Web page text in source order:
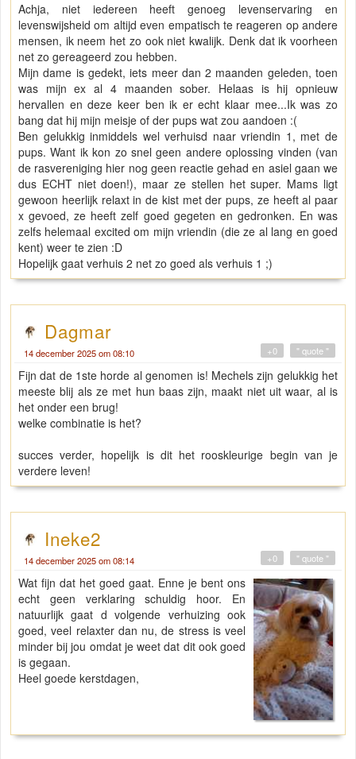
Achja, niet iedereen heeft genoeg levenservaring en
levenswijsheid om altijd even empatisch te reageren op andere
mensen, ik neem het zo ook niet kwalijk. Denk dat ik voorheen
net zo gereageerd zou hebben.
Mijn dame is gedekt, iets meer dan 2 maanden geleden, toen
was mijn ex al 4 maanden sober. Helaas is hij opnieuw
hervallen en deze keer ben ik er echt klaar mee...Ik was zo
bang dat hij mijn meisje of der pups wat zou aandoen :(
Ben gelukkig inmiddels wel verhuisd naar vriendin 1, met de
pups. Want ik kon zo snel geen andere oplossing vinden (van
de rasvereniging hier nog geen reactie gehad en asiel gaan we
dus ECHT niet doen!), maar ze stellen het super. Mams ligt
gewoon heerlijk relaxt in de kist met der pups, ze heeft al paar
x gevoed, ze heeft zelf goed gegeten en gedronken. En was
zelfs helemaal excited om mijn vriendin (die ze al lang en goed
kent) weer te zien :D
Hopelijk gaat verhuis 2 net zo goed als verhuis 1 ;)
Dagmar
14 december 2025 om 08:10 " quote "
+0
Fijn dat de 1ste horde al genomen is! Mechels zijn gelukkig het
meeste blij als ze met hun baas zijn, maakt niet uit waar, al is
het onder een brug!
welke combinatie is het?
succes verder, hopelijk is dit het rooskleurige begin van je
verdere leven!
Ineke2
14 december 2025 om 08:14 " quote "
+0
Wat fijn dat het goed gaat. Enne je bent ons
echt geen verklaring schuldig hoor. En
natuurlijk gaat d volgende verhuizing ook
goed, veel relaxter dan nu, de stress is veel
minder bij jou omdat je weet dat dit ook goed
is gegaan.
Heel goede kerstdagen,